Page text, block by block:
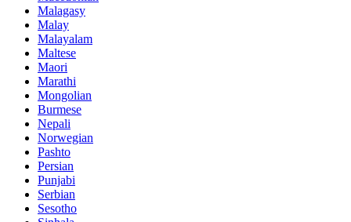
Malagasy
Malay
Malayalam
Maltese
Maori
Marathi
Mongolian
Burmese
Nepali
Norwegian
Pashto
Persian
Punjabi
Serbian
Sesotho